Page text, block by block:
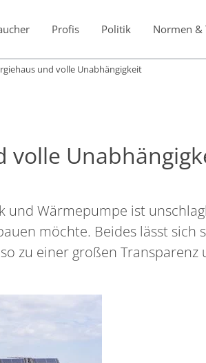
Profis Politik Normen &
und volle Unabhängigkeit
volle
und Wärmepumpe ist
möchte. Beides lässt sich
zu einer großen Transparenz